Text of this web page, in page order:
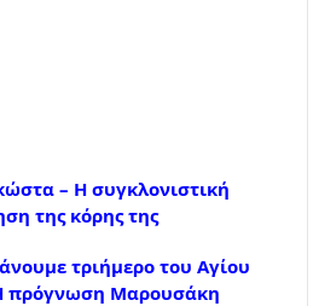
– Η συγκλονιστική
της κόρης της
τριήμερο του Αγίου
πρόγνωση Μαρουσάκη